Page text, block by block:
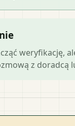
weryfikację,
z doradcą